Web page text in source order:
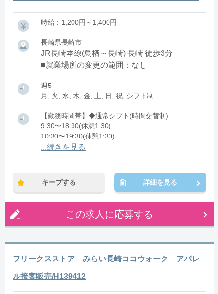
時給：1,200円～1,400円
長崎県長崎市
JR長崎本線(鳥栖～長崎) 長崎 徒歩3分
■就業場所の変更の範囲：なし
週5
月, 火, 水, 木, 金, 土, 日, 祝, シフト制
【勤務時間帯】◆通常シフト(時間交替制)
9:30〜18:30(休憩1:30)
10:30〜19:30(休憩1:30)
11:15〜20:15(休憩1:30)
...続きを見る
キープする 詳細を見る
この求人に応募する
フリークスストア みらい長崎ココウォーク アパレ
ル接客販売/H139412